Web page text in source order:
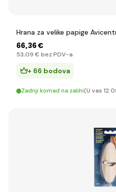
Hrana za velike papige
66,36 €
53,09 € bez PDV-a
+ 66 bodova
Zadnji komad na zalihi(U vas